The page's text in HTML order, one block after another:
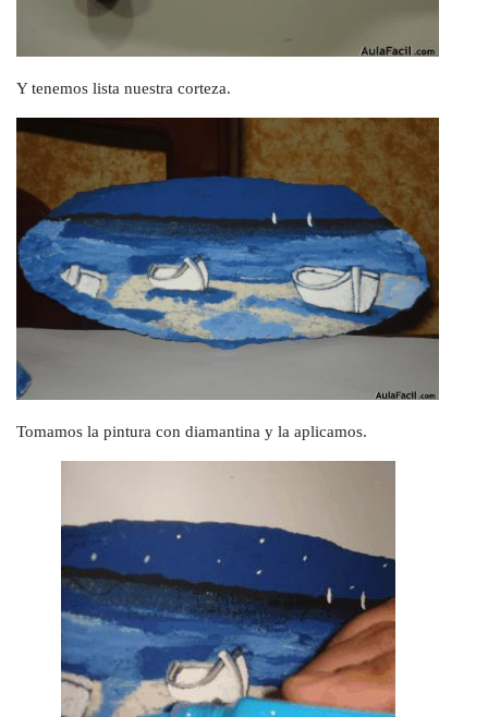
Y tenemos lista nuestra corteza.
Tomamos la pintura con diamantina y la aplicamos.